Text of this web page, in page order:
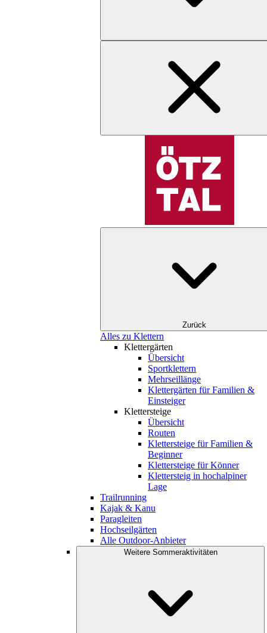
Zurück
Alles zu Klettern
Klettergärten
Übersicht
Sportklettern
Mehrseillänge
Klettergärten für Familien &
Einsteiger
Klettersteige
Übersicht
Routen
Klettersteige für Familien &
Beginner
Klettersteige für Könner
Klettersteig in hochalpiner
Lage
Trailrunning
Kajak & Kanu
Paragleiten
Hochseilgärten
Alle Outdoor-Anbieter
Weitere Sommeraktivitäten